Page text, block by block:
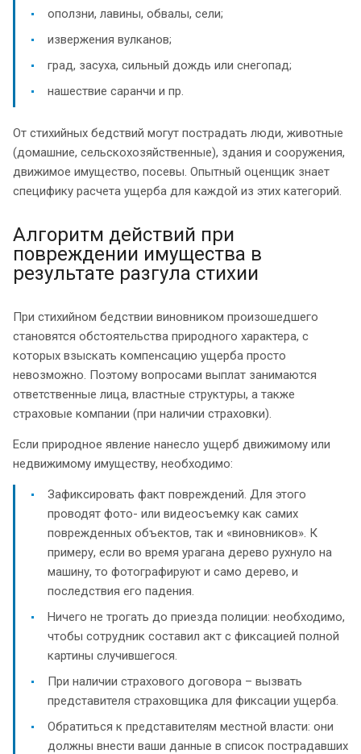
оползни, лавины, обвалы, сели;
извержения вулканов;
град, засуха, сильный дождь или снегопад;
нашествие саранчи и пр.
От стихийных бедствий могут пострадать люди, животные
(домашние, сельскохозяйственные), здания и сооружения,
движимое имущество, посевы. Опытный оценщик знает
специфику расчета ущерба для каждой из этих категорий.
Алгоритм действий при
повреждении имущества в
результате разгула стихии
При стихийном бедствии виновником произошедшего
становятся обстоятельства природного характера, с
которых взыскать компенсацию ущерба просто
невозможно. Поэтому вопросами выплат занимаются
ответственные лица, властные структуры, а также
страховые компании (при наличии страховки).
Если природное явление нанесло ущерб движимому или
недвижимому имуществу, необходимо:
Зафиксировать факт повреждений. Для этого
проводят фото- или видеосъемку как самих
поврежденных объектов, так и «виновников». К
примеру, если во время урагана дерево рухнуло на
машину, то фотографируют и само дерево, и
последствия его падения.
Ничего не трогать до приезда полиции: необходимо,
чтобы сотрудник составил акт с фиксацией полной
картины случившегося.
При наличии страхового договора – вызвать
представителя страховщика для фиксации ущерба.
Обратиться к представителям местной власти: они
должны внести ваши данные в список пострадавших